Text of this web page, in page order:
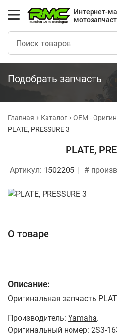
Интернет-
Подобрать запчасть
Главная Каталог OEM -
PLATE, PRESSURE 3
PLATE,
Артикул: 1502205 #
О товаре
Описание:
Оригинальная запчасть
Производитель: Yamaha.
Оригинальный номер: 2S3-